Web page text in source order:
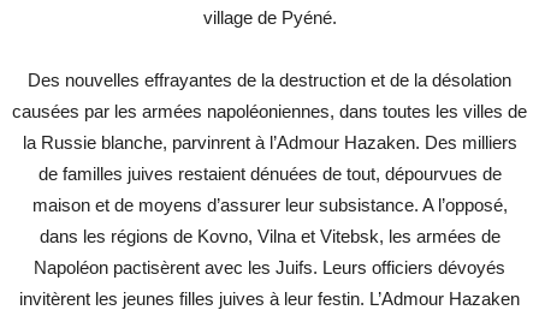
village de Pyéné.
Des nouvelles effrayantes de la destruction et de la désolation
causées par les armées napoléoniennes, dans toutes les villes de
la Russie blanche, parvinrent à l’Admour Hazaken. Des milliers
de familles juives restaient dénuées de tout, dépourvues de
maison et de moyens d’assurer leur subsistance. A l’opposé,
dans les régions de Kovno, Vilna et Vitebsk, les armées de
Napoléon pactisèrent avec les Juifs. Leurs officiers dévoyés
invitèrent les jeunes filles juives à leur festin. L’Admour Hazaken